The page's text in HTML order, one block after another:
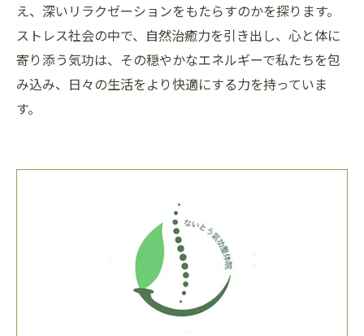
え、深いリラクゼーションをもたらすのかを探ります。
ストレス社会の中で、自然治癒力を引き出し、心と体に
寄り添う気功は、その穏やかなエネルギーで私たちを包
み込み、日々の生活をより快適にする力を持っていま
す。